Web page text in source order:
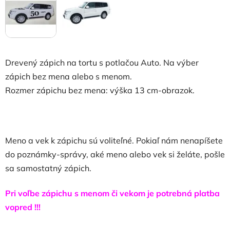
Drevený zápich na tortu s potlačou Auto. Na výber
zápich bez mena alebo s menom.
Rozmer zápichu bez mena: výška 13 cm-obrazok.
Meno a vek k zápichu sú voliteľné. Pokiaľ nám nenapíšete
do poznámky-správy, aké meno alebo vek si želáte, pošle
sa samostatný zápich.
Pri voľbe zápichu s menom či vekom je potrebná platba
vopred !!!